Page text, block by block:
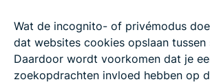
Wat de incognito- of privémodus
dat websites cookies opslaan tussen
Daardoor wordt voorkomen dat je
zoekopdrachten invloed hebben op